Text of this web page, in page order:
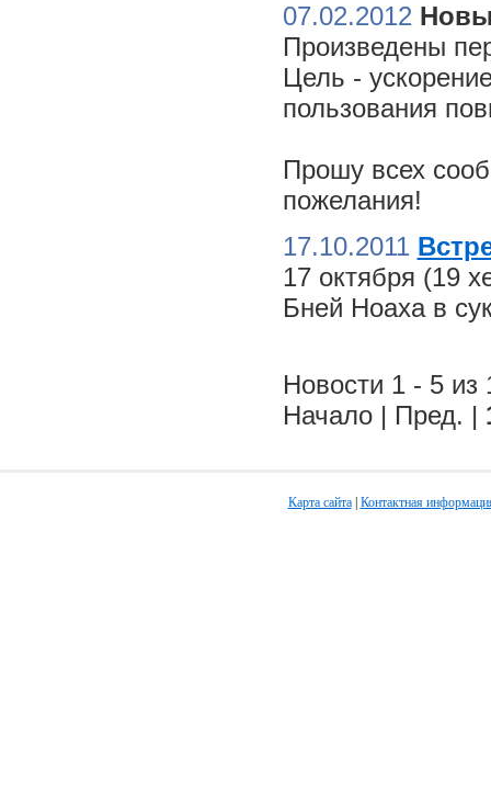
07.02.2012
Произведены
Цель -
пользования
Прошу всех
пожелания!
17.10.2011
17 октября (19
Бней Ноаха в
Новости 1 - 5 из
Начало | Пред. |
Карта сайта| Контактная